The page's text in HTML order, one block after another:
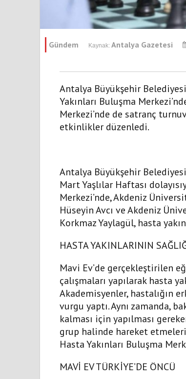
Gündem Antalya Gazetesi
Antalya Büyükşehir
Yakınları Buluşma
Merkezi’nde de satranç
etkinlikler düzenledi.
Antalya Büyükşehir
Mart Yaşlılar Haftası
Merkezi’nde, Akdeniz
Hüseyin Avcı ve Akdeniz
Korkmaz Yaylagül, hasta
HASTA YAKINLARININ
Mavi Ev’de gerçekleştirilen
çalışmaları yapılarak hasta
Akademisyenler, hastalığın
vurgu yaptı. Aynı zamanda,
kalması için yapılması
grup halinde hareket
Hasta Yakınları Buluşma
MAVİ EV TÜRKİYE’DE ÖNCÜ